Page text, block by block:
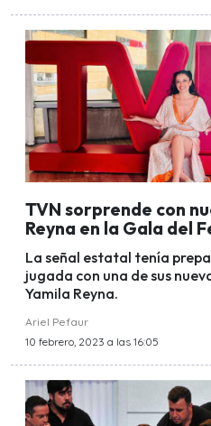
TVN sorprende con
Reyna en la Gala del
La señal estatal tenía
jugada con una de sus
Yamila Reyna.
Ariel Pefaur
10 febrero, 2023 a las 16:05